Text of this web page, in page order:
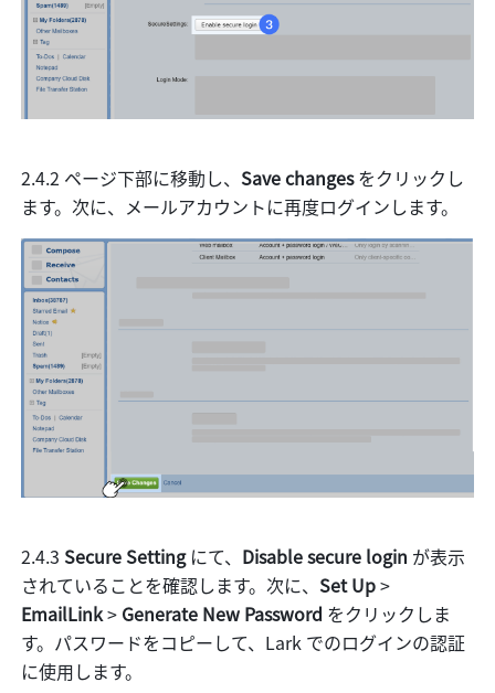
2.4.2 ページ下部に移動し、 Save changes をクリックし
ます。次に、メールアカウントに再度ログインします。
2.4.3 Secure Setting にて、 Disable secure login が表示
されていることを確認します。次に、 Set Up >
EmailLink > Generate New Password をクリックしま
す。パスワードをコピーして、Lark でのログインの認証
に使用します。